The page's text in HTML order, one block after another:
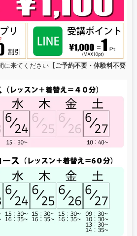
に来てください【ご予約不要・体験料不要